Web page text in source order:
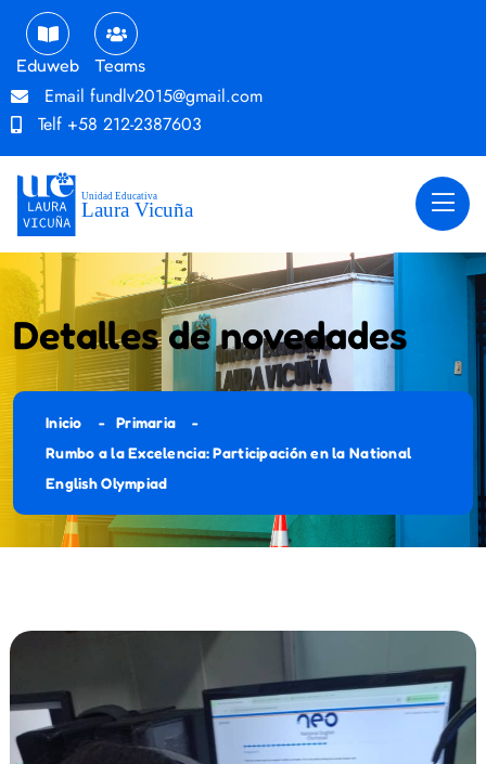
Eduweb Teams
Email fundlv2015@gmail.com
Telf +58 212-2387603
Detalles de novedades
Inicio
Primaria
Rumbo a la Excelencia: Participación en la National
English Olympiad